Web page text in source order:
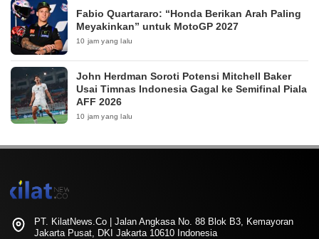
Fabio Quartararo: “Honda Berikan Arah Paling
Meyakinkan” untuk MotoGP 2027
10 jam yang lalu
John Herdman Soroti Potensi Mitchell Baker
Usai Timnas Indonesia Gagal ke Semifinal Piala
AFF 2026
10 jam yang lalu
PT. KilatNews.Co | Jalan Angkasa No. 88 Blok B3, Kemayoran
Jakarta Pusat, DKI Jakarta 10610 Indonesia